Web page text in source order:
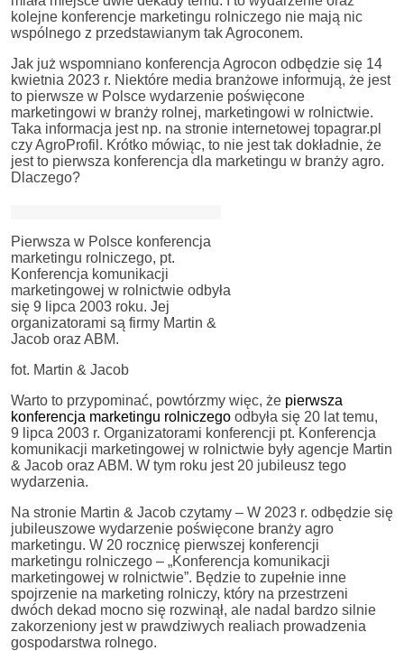
kolejne konferencje marketingu rolniczego nie mają nic
wspólnego z przedstawianym tak Agroconem.
Jak już wspomniano konferencja Agrocon odbędzie się 14
kwietnia 2023 r. Niektóre media branżowe informują, że jest
to pierwsze w Polsce wydarzenie poświęcone
marketingowi w branży rolnej, marketingowi w rolnictwie.
Taka informacja jest np. na stronie internetowej topagrar.pl
czy AgroProfil. Krótko mówiąc, to nie jest tak dokładnie, że
jest to pierwsza konferencja dla marketingu w branży agro.
Dlaczego?
Pierwsza w Polsce konferencja
marketingu rolniczego, pt.
Konferencja komunikacji
marketingowej w rolnictwie odbyła
się 9 lipca 2003 roku. Jej
organizatorami są firmy Martin &
Jacob oraz ABM.
fot. Martin & Jacob
Warto to przypominać, powtórzmy więc, że pierwsza
konferencja marketingu rolniczego odbyła się 20 lat temu,
9 lipca 2003 r. Organizatorami konferencji pt. Konferencja
komunikacji marketingowej w rolnictwie były agencje Martin
& Jacob oraz ABM. W tym roku jest 20 jubileusz tego
wydarzenia.
Na stronie Martin & Jacob czytamy – W 2023 r. odbędzie się
jubileuszowe wydarzenie poświęcone branży agro
marketingu. W 20 rocznicę pierwszej konferencji
marketingu rolniczego – „Konferencja komunikacji
marketingowej w rolnictwie”. Będzie to zupełnie inne
spojrzenie na marketing rolniczy, który na przestrzeni
dwóch dekad mocno się rozwinął, ale nadal bardzo silnie
zakorzeniony jest w prawdziwych realiach prowadzenia
gospodarstwa rolnego.